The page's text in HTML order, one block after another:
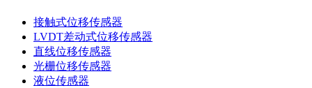
接触式位移传感器
LVDT差动式位移传感器
直线位移传感器
光栅位移传感器
液位传感器